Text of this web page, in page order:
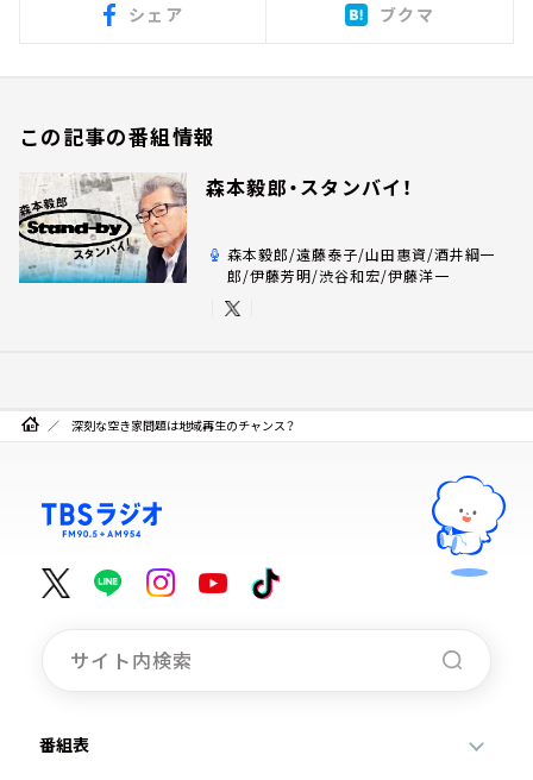
シェア ブクマ
この記事の番組情報
森本毅郎・スタンバイ！
森本毅郎/遠藤泰子/山田惠資/酒井綱一
郎/伊藤芳明/渋谷和宏/伊藤洋一
深刻な空き家問題は地域再生のチャンス？
番組表